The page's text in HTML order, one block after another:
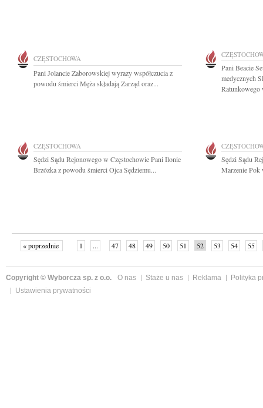
CZĘSTOCHOWA
Pani Jolancie Zaborowskiej wyrazy współczucia z
powodu śmierci Męża składają Zarząd oraz...
Pani Beacie
medycznych
Ratunkowego
CZĘSTOCHOWA
Sędzi Sądu Rejonowego w Częstochowie Pani Ilonie
Brzózka z powodu śmierci Ojca Sędziemu...
Sędzi Sądu
Marzenie Pok
« poprzednie 1 ... 47 48 49 50 51 52 53 54
55
Copyright © Wyborcza sp. z o.o. O nas Staże u nas Reklama
Polityka
Ustawienia prywatności